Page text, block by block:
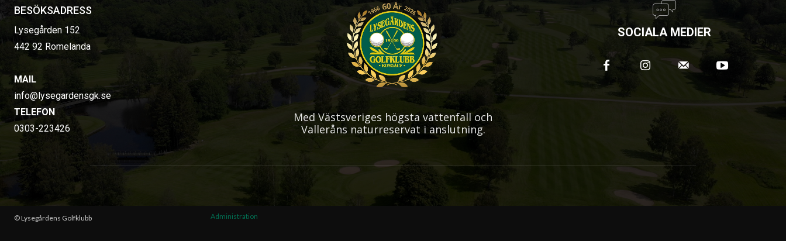
BESÖKSADRESS
Lysegården 152
442 92 Romelanda
MAIL
info@lysegardensgk.se
TELEFON
0303-223426
Med Västsveriges högsta vattenfall och
Valleråns naturreservat i anslutning.
SOCIALA MEDIER
© Lysegårdens Golfklubb Administration